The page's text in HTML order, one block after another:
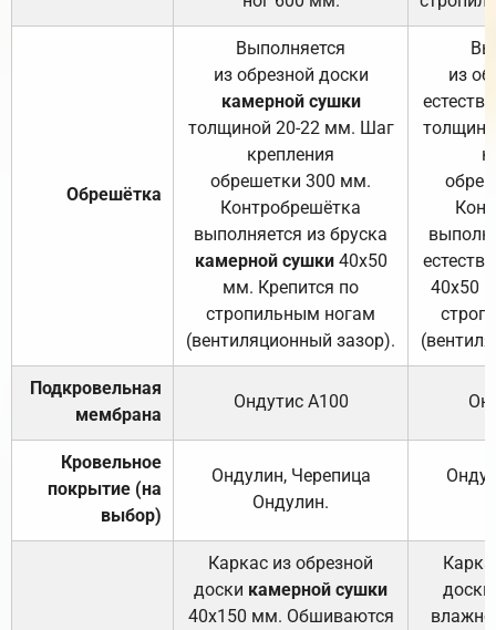
Обрешётка
Выполняется
из обрезной доски
камерной сушки
толщиной 20-22 мм. Шаг
крепления
обрешетки 300 мм.
Контробрешётка
выполняется из бруска
камерной сушки40х50
мм. Крепится по
стропильным ногам
(вентиляционный зазор).
из
40х50
Подкровельная
мембрана
Ондутис А100
Кровельное
покрытие (на
выбор)
Ондулин, Черепица
Ондулин.
Каркас из обрезной
доски камерной сушки
40х150 мм. Обшиваются
доски